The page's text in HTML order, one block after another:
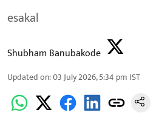
esakal
Shubham Banubakode
Updated on:03 July 2026, 5:34 pm IST